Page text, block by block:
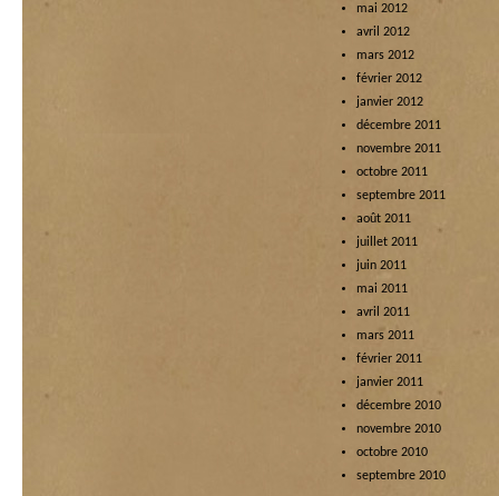
mai 2012
avril 2012
mars 2012
février 2012
janvier 2012
décembre 2011
novembre 2011
octobre 2011
septembre 2011
août 2011
juillet 2011
juin 2011
mai 2011
avril 2011
mars 2011
février 2011
janvier 2011
décembre 2010
novembre 2010
octobre 2010
septembre 2010